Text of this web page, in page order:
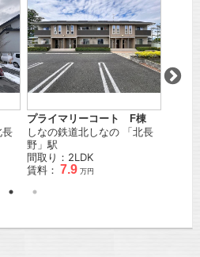
長
プライマリーコート F棟
しなの鉄道北しなの 「北長
野 」駅
間取り：2LDK
賃料： 7.9 万円